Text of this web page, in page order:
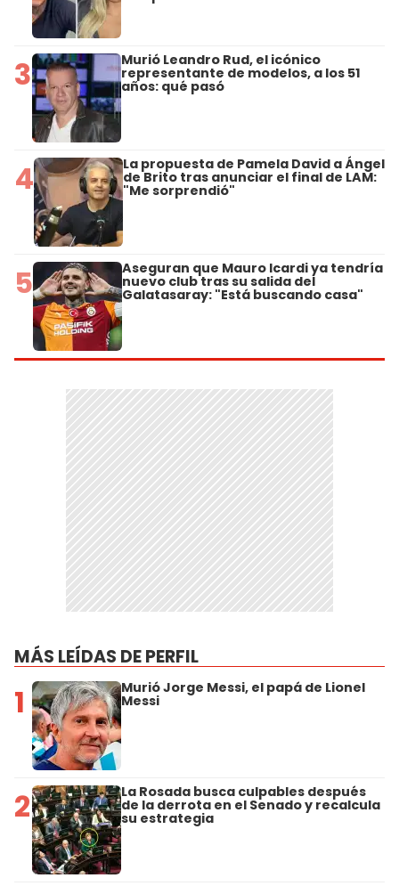
3 Murió Leandro Rud, el icónico
representante de modelos, a los 51
años: qué pasó
4 La propuesta de Pamela David a Ángel
de Brito tras anunciar el final de LAM:
"Me sorprendió"
5 Aseguran que Mauro Icardi ya tendría
nuevo club tras su salida del
Galatasaray: "Está buscando casa"
MÁS LEÍDAS DE PERFIL
1 Murió Jorge Messi, el papá de Lionel
Messi
2 La Rosada busca culpables después
de la derrota en el Senado y recalcula
su estrategia